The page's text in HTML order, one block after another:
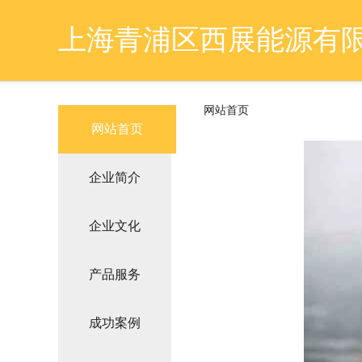
上海青浦区西展能源有
网站首页
企业简介
企业文化
产品服务
成功案例
网站首页